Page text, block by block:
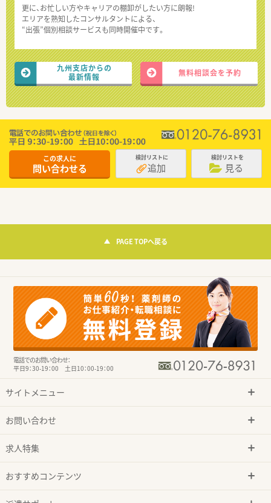
更に、お忙しい方やキャリアの棚卸がしたい方に朗報!
エリアを熟知したコンサルタントによる、
“出張”個別相談サービスも同時開催中です。
九州支店からの
最新情報
無料相談会を予約
この求人に
問い合わせる
検討リストに
追加
検討リストを
見る
PAGE TOPへ戻る
電話でのお問い合わせ：
平日9：30-19：00 土日10：00-19：00
サイトメニュー
お問い合わせ
求人特集
おすすめコンテンツ